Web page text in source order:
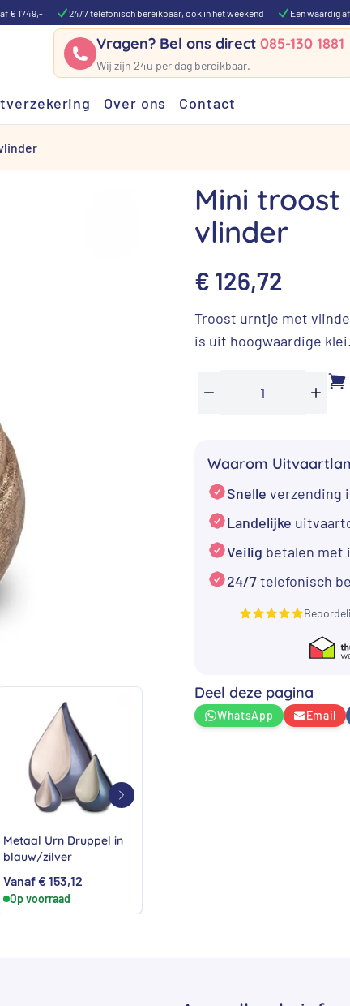
€ 1749,- 24/7 telefonisch bereikbaar, ook in het weekend Een waardig
Vragen? Bel ons direct085-130 1881
Wij zijn 24u per dag bereikbaar.
Over ons Contact
Metaal Urn Druppel in
blauw/zilver
Vanaf €153,12
Op voorraad
Mini
vlinder
€ 126,72
Troost urntje met
is uit hoogwaardige klei.
met
vlinder
aantal
Waarom
Snelle verzending
Landelijke
Veilig betalen met
24/7telefonisch
Deel deze pagina
WhatsApp Email